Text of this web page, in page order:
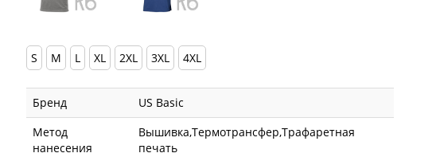
S M L XL 2XL 3XL 4XL
Бренд
US Basic
Метод
нанесения
Вышивка,Термотрансфер,Трафаретная
печать